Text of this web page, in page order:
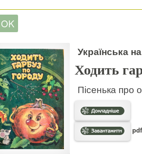
Українська
Ходить
Пісенька про